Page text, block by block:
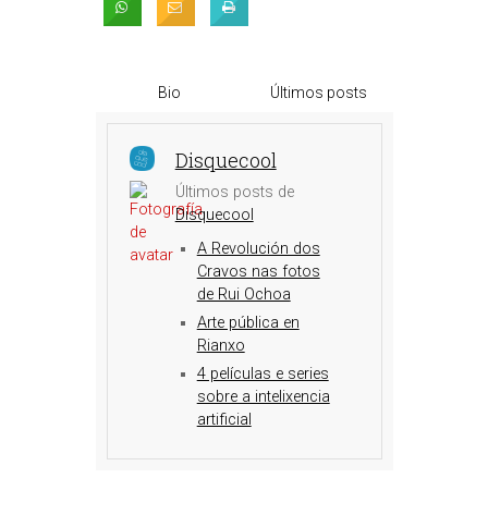
Bio Últimos posts
Disquecool
Últimos posts de
Disquecool
A Revolución dos
Cravos nas fotos
de Rui Ochoa
Arte pública en
Rianxo
4 películas e series
sobre a intelixencia
artificial